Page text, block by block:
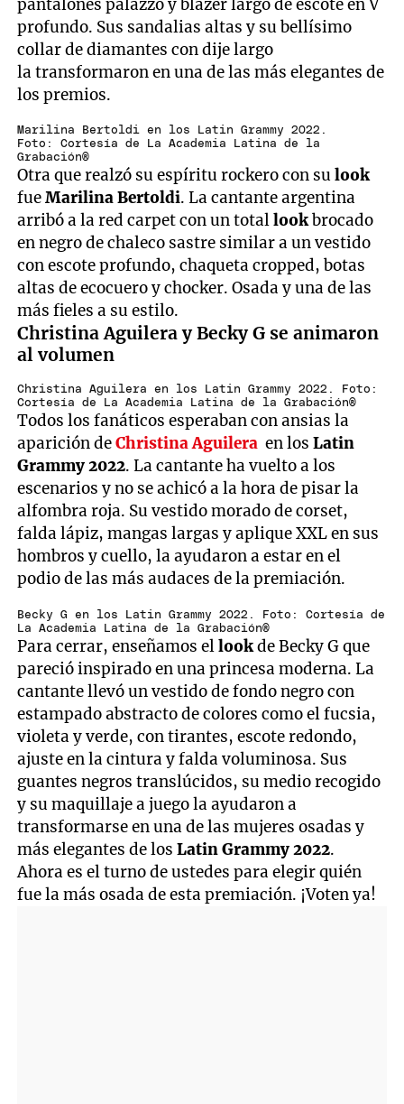
pantalones palazzo y blazer largo de escote en V
profundo. Sus sandalias altas y su bellísimo
collar de diamantes con dije largo
la transformaron en una de las más elegantes de
los premios.
Marilina Bertoldi en los Latin Grammy 2022.
Foto: Cortesía de La Academia Latina de la
Grabación®
Otra que realzó su espíritu rockero con sulook
fueMarilina Bertoldi. La cantante argentina
arribó a la red carpet con un totallookbrocado
en negro de chaleco sastre similar a un vestido
con escote profundo, chaqueta cropped, botas
altas de ecocuero y chocker. Osada y una de las
más fieles a su estilo.
Christina Aguilera y Becky G se animaron
al volumen
Christina Aguilera en los Latin Grammy 2022. Foto:
Cortesía de La Academia Latina de la Grabación®
Todos los fanáticos esperaban con ansias la
aparición deChristina Aguilera en losLatin
Grammy 2022. La cantante ha vuelto a los
escenarios y no se achicó a la hora de pisar la
alfombra roja. Su vestido morado de corset,
falda lápiz, mangas largas y aplique XXL en sus
hombros y cuello, la ayudaron a estar en el
podio de las más audaces de la premiación.
Becky G en los Latin Grammy 2022. Foto: Cortesía de
La Academia Latina de la Grabación®
Para cerrar, enseñamos ellookde Becky G que
pareció inspirado en una princesa moderna. La
cantante llevó un vestido de fondo negro con
estampado abstracto de colores como el fucsia,
violeta y verde, con tirantes, escote redondo,
ajuste en la cintura y falda voluminosa. Sus
guantes negros translúcidos, su medio recogido
y su maquillaje a juego la ayudaron a
transformarse en una de las mujeres osadas y
más elegantes de losLatin Grammy 2022.
Ahora es el turno de ustedes para elegir quién
fue la más osada de esta premiación. ¡Voten ya!